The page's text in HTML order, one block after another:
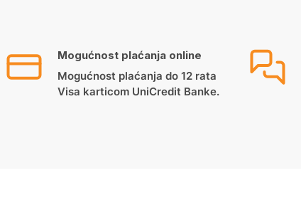
Mogućnost plaćanja online
Mogućnost plaćanja do 12 rata
Visa karticom UniCredit Banke.